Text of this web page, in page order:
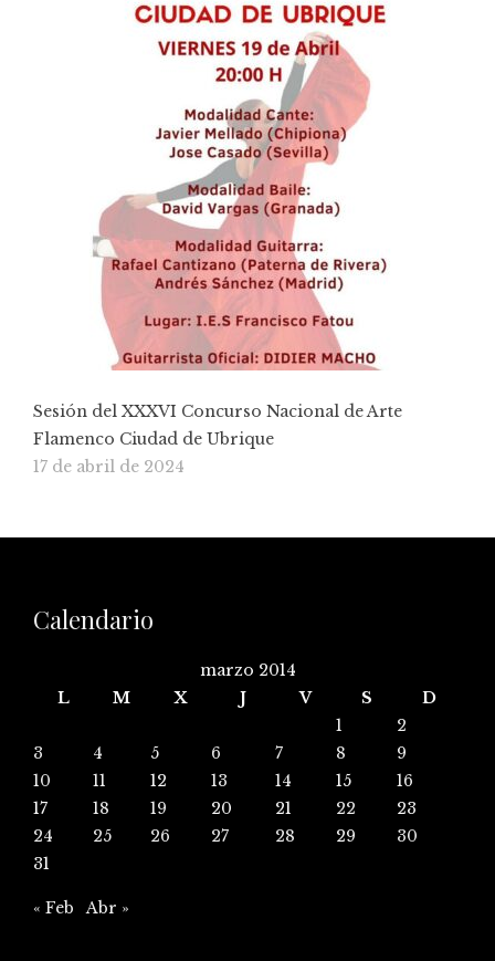
Sesión del XXXVI Concurso Nacional de Arte
Flamenco Ciudad de Ubrique
17 de abril de 2024
Calendario
marzo 2014
L
M X J V S
D
1
2
3
4 5 6 7 8
9
10
11 12 13 14 15
16
17
18 19 20 21 22
23
24
25 26 27 28 29
30
31
« Feb Abr »